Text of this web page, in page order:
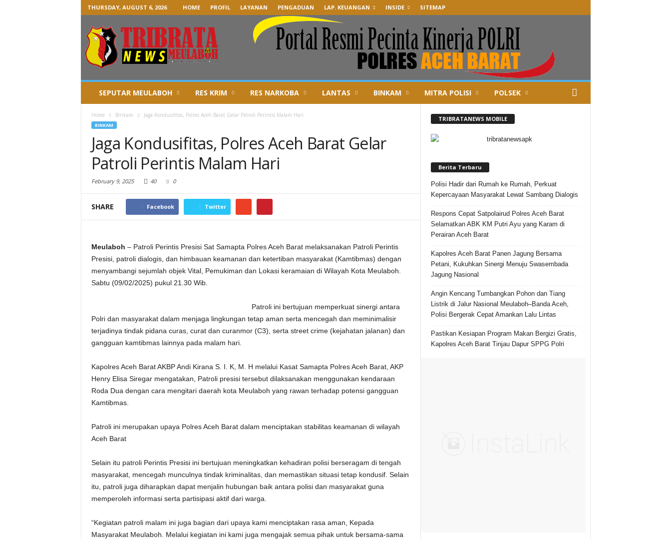
THURSDAY, AUGUST 6, 2026 HOME PROFIL LAYANAN PENGADUAN LAP. KEUANGAN INSIDE SITEMAP
SEPUTAR MEULABOH RES KRIM RES NARKOBA LANTAS BINKAM MITRA POLISI POLSEK
Home Binkam Jaga Kondusifitas, Polres Aceh Barat Gelar Patroli Perintis Malam Hari
BINKAM
Jaga Kondusifitas, Polres Aceh Barat Gelar
Patroli Perintis Malam Hari
February 9, 2025 40 0
SHARE Facebook Twitter
Meulaboh – Patroli Perintis Presisi Sat Samapta Polres Aceh Barat melaksanakan Patroli Perintis
Presisi, patroli dialogis, dan himbauan keamanan dan ketertiban masyarakat (Kamtibmas) dengan
menyambangi sejumlah objek Vital, Pemukiman dan Lokasi keramaian di Wilayah Kota Meulaboh.
Sabtu (09/02/2025) pukul 21.30 Wib.
Patroli ini bertujuan memperkuat sinergi antara
Polri dan masyarakat dalam menjaga lingkungan tetap aman serta mencegah dan meminimalisir
terjadinya tindak pidana curas, curat dan curanmor (C3), serta street crime (kejahatan jalanan) dan
gangguan kamtibmas lainnya pada malam hari.
Kapolres Aceh Barat AKBP Andi Kirana S. I. K, M. H melalui Kasat Samapta Polres Aceh Barat, AKP
Henry Elisa Siregar mengatakan, Patroli presisi tersebut dilaksanakan menggunakan kendaraan
Roda Dua dengan cara mengitari daerah kota Meulaboh yang rawan terhadap potensi gangguan
Kamtibmas.
Patroli ini merupakan upaya Polres Aceh Barat dalam menciptakan stabilitas keamanan di wilayah
Aceh Barat
Selain itu patroli Perintis Presisi ini bertujuan meningkatkan kehadiran polisi berseragam di tengah
masyarakat, mencegah munculnya tindak kriminalitas, dan memastikan situasi tetap kondusif. Selain
itu, patroli juga diharapkan dapat menjalin hubungan baik antara polisi dan masyarakat guna
memperoleh informasi serta partisipasi aktif dari warga.
“Kegiatan patroli malam ini juga bagian dari upaya kami menciptakan rasa aman, Kepada
Masyarakat Meulaboh. Melalui kegiatan ini kami juga mengajak semua pihak untuk bersama-sama
TRIBRATANEWS MOBILE
Berita Terbaru
Polisi Hadir dari Rumah ke Rumah, Perkuat
Kepercayaan Masyarakat Lewat Sambang Dialogis
Respons Cepat Satpolairud Polres Aceh Barat
Selamatkan ABK KM Putri Ayu yang Karam di
Perairan Aceh Barat
Kapolres Aceh Barat Panen Jagung Bersama
Petani, Kukuhkan Sinergi Menuju Swasembada
Jagung Nasional
Angin Kencang Tumbangkan Pohon dan Tiang
Listrik di Jalur Nasional Meulaboh–Banda Aceh,
Polisi Bergerak Cepat Amankan Lalu Lintas
Pastikan Kesiapan Program Makan Bergizi Gratis,
Kapolres Aceh Barat Tinjau Dapur SPPG Polri